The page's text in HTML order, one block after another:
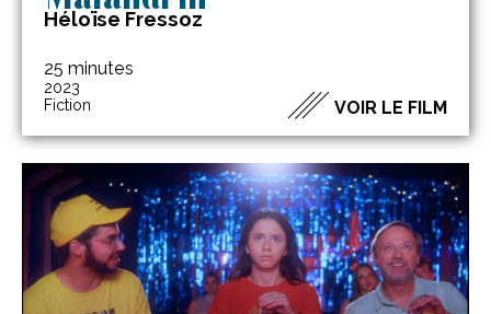
Héloïse Fressoz
25 minutes
2023
Fiction
VOIR LE FILM